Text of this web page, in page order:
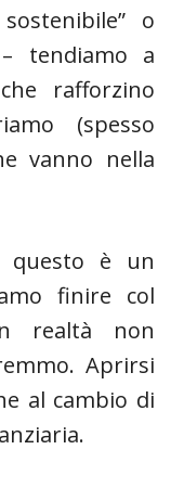
o
tendiamo a
rafforzino
(spesso
vanno nella
questo è un
finire col
realtà non
Aprirsi
al cambio di